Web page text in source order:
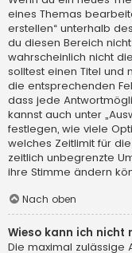
eines Themas
erstellen“ unterhalb
du diesen Bereich
wahrscheinlich nicht
solltest einen Titel und
die entsprechenden
dass jede
kannst auch unter
festlegen, wie viele
welches Zeitlimit für
zeitlich unbegrenzte
ihre Stimme ändern
Nach oben
Wieso kann ich nicht
Die maximal zulässige